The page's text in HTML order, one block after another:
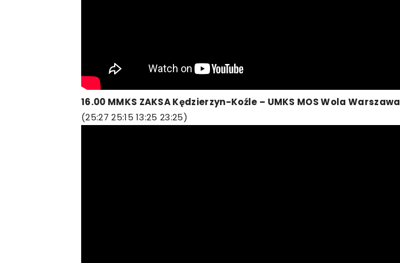
16.00 MMKS ZAKSA Kędzierzyn-Koźle – UMKS MOS Wola Warszawa
(25:27 25:15 13:25 23:25)